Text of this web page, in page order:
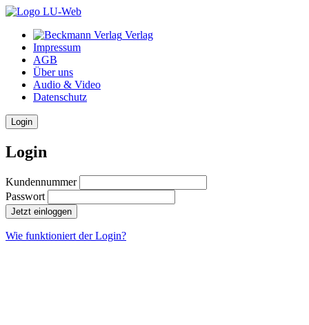
Verlag
Impressum
AGB
Über uns
Audio & Video
Datenschutz
Login
Login
Kundennummer
Passwort
Jetzt einloggen
Wie funktioniert der Login?